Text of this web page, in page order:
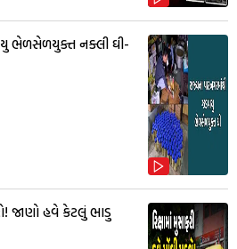
ભેળસેળયુક્ત નક્લી ઘી-
જાણો હવે કેટલું ભાડુ